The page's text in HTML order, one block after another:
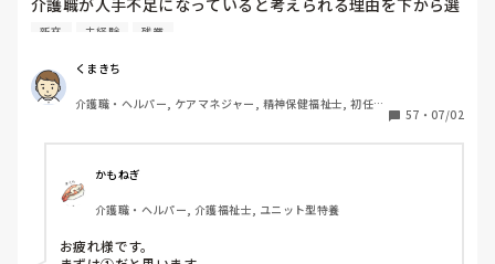
介護職が人手不足になっていると考えられる理由を下から選
んで下さい
②利用者に叩かれるなど危険があるから。
③他業種に転職できるスキルがつかなさそうだから。
④職場の立地が悪いところが多いから。
⑥施設を作りすぎているから。
⑦時間外労働が多いから。
⑧介護の業界人が綺麗事しか言わないから。
⑨人がいないのに新卒を優遇するから。
⑩未経験可の求人しかないから。
11マネジメント層がまともでないから。
新卒 未経験 残業
くまきち
介護職・ヘルパー, ケアマネジャー, 精神保健福祉士, 初任者
57 ・ 07/02
かもねぎ
介護職・ヘルパー, 介護福祉士, ユニット型特養
お疲れ様です。